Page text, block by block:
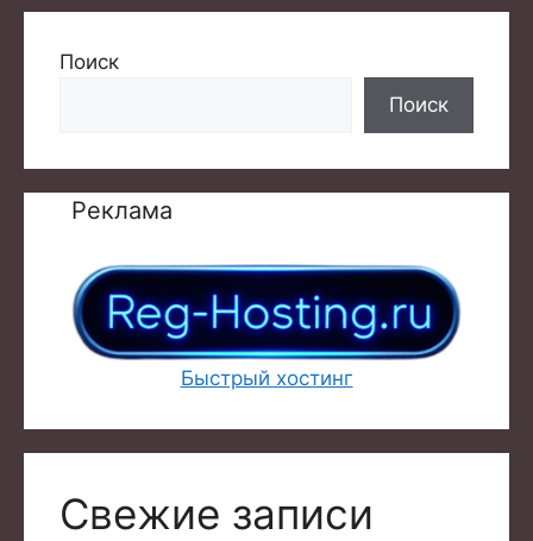
Поиск
Поиск
Реклама
Быстрый хостинг
Свежие записи